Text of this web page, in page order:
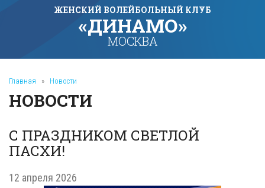
ЖЕНСКИЙ ВОЛЕЙБОЛЬНЫЙ КЛУБ
«ДИНАМО»
МОСКВА
Главная » Новости
НОВОСТИ
С ПРАЗДНИКОМ СВЕТЛОЙ
ПАСХИ!
12 апреля 2026